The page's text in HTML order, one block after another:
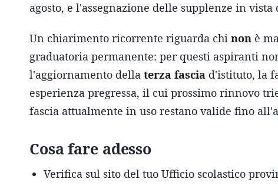
agosto, e l'assegnazione delle supplenze in
Un chiarimento ricorrente riguarda chi non è
graduatoria permanente: per questi aspiranti
l'aggiornamento della terza fascia d'istituto, la
esperienza pregressa, il cui prossimo rinnovo
fascia attualmente in uso restano valide fino
Cosa fare adesso
Verifica sul sito del tuo Ufficio scolastico